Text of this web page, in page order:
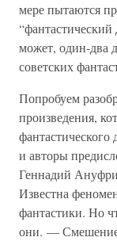
мере пытаются
может, один-два
советских
Попробуем
произведения,
и авторы
Геннадий
Известна
фантастики. Но
они. — Смешение